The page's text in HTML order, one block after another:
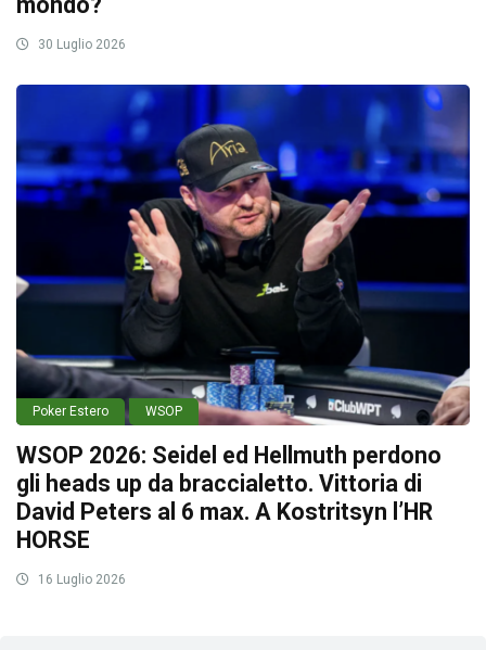
30 Luglio 2026
Poker Estero WSOP
WSOP 2026: Seidel ed Hellmuth perdono
gli heads up da braccialetto. Vittoria di
David Peters al 6 max. A Kostritsyn l’HR
HORSE
16 Luglio 2026